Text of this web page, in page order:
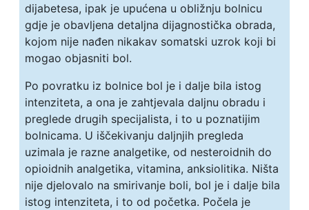
dijabetesa, ipak je upućena u obližnju bolnicu
gdje je obavljena detaljna dijagnostička obrada,
kojom nije nađen nikakav somatski uzrok koji bi
mogao objasniti bol.
Po povratku iz bolnice bol je i dalje bila istog
intenziteta, a ona je zahtjevala daljnu obradu i
preglede drugih specijalista, i to u poznatijim
bolnicama. U iščekivanju daljnjih pregleda
uzimala je razne analgetike, od nesteroidnih do
opioidnih analgetika, vitamina, anksiolitika. Ništa
nije djelovalo na smirivanje boli, bol je i dalje bila
istog intenziteta, i to od početka. Počela je